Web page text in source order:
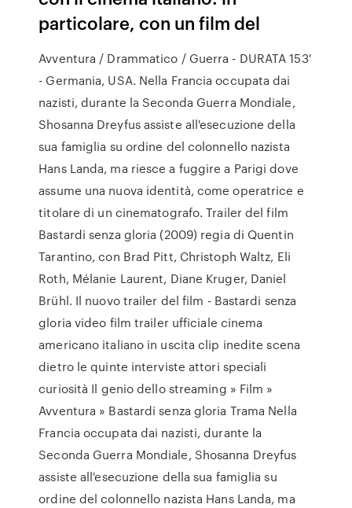
particolare, con un film del
Avventura / Drammatico / Guerra - DURATA 153′
- Germania, USA. Nella Francia occupata dai
nazisti, durante la Seconda Guerra Mondiale,
Shosanna Dreyfus assiste all'esecuzione della
sua famiglia su ordine del colonnello nazista
Hans Landa, ma riesce a fuggire a Parigi dove
assume una nuova identità, come operatrice e
titolare di un cinematografo. Trailer del film
Bastardi senza gloria (2009) regia di Quentin
Tarantino, con Brad Pitt, Christoph Waltz, Eli
Roth, Mélanie Laurent, Diane Kruger, Daniel
Brühl. Il nuovo trailer del film - Bastardi senza
gloria video film trailer ufficiale cinema
americano italiano in uscita clip inedite scena
dietro le quinte interviste attori speciali
curiosità Il genio dello streaming » Film »
Avventura » Bastardi senza gloria Trama Nella
Francia occupata dai nazisti, durante la
Seconda Guerra Mondiale, Shosanna Dreyfus
assiste all'esecuzione della sua famiglia su
ordine del colonnello nazista Hans Landa, ma